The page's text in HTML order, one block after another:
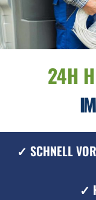
24H
✓ SCHNELL
✓